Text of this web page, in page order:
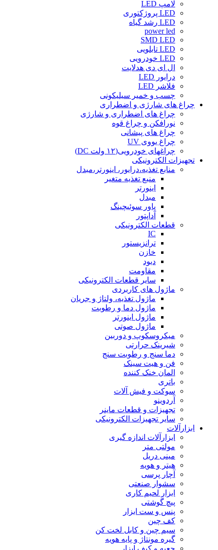
لامپ LED
LED پروژکتوری
LED رشد گیاه
power led
SMD LED
LED تابلویی
LED خودرویی
ال ای دی هدلایت
درایور LED
فلاشر LED
چسب و خمیر سیلیکونی
چراغ های شارژی و اضطراری
چراغ های اضطراری و شارژی
نورافکن و چراغ قوه
چراغ های پیشانی
چراغ یووی UV
چراغهای خودرویی(۱۲ ولت DC)
تجهیزات الکترونیکی
منابع تغذیه،درایور، اینورتر،مبدل
منبع تغذیه متغیر
اینورتر
مبدل
پاور سوئیچینگ
آداپتور
قطعات الکترونیکی
IC
ترانزیستور
خازن
دیود
مقاومت
سایر قطعات الکترونیکی
ماژول های کاربردی
ماژول تغذیه، ولتاژ و جریان
ماژول دما و رطوبت
ماژول اینورتر
ماژول صوتی
میکروسکوپ و دوربین
شیرینک حرارتی
دما سنج و رطوبت سنج
فن و هیت سینک
المان خنک کننده
باتری
سوکت و فیش آلات
آردوینو
تجهیزات و قطعات ماینر
سایر تجهیزات الکترونیکی
ابزارآلات
ابزارآلات اندازه گیری
مولتی متر
مینی دریل
هیتر و هویه
آچار پرسی
سشوار صنعتی
ابزار لحیم کاری
پیچ گوشتی
پنس و ست ابزار
کف چین
سیم چین و کابل لخت کن
گیره مونتاژ و پایه هویه
جعبه و کیف ابزار